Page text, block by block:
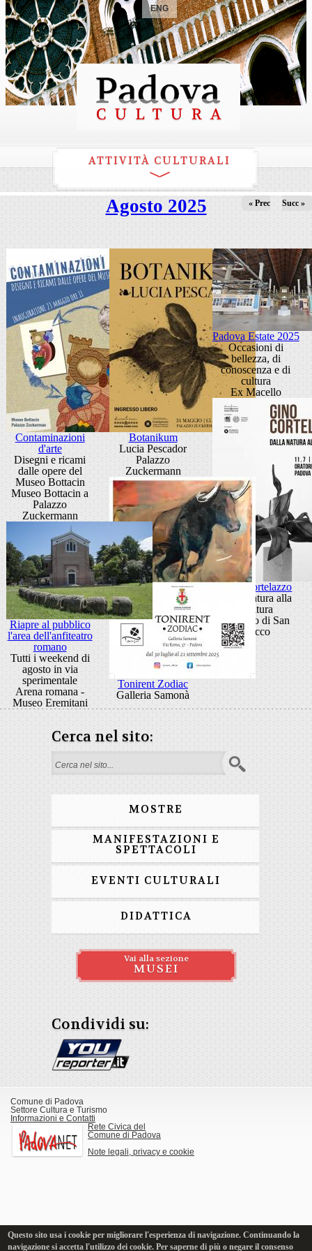
ENG
ATTIVITÀ CULTURALI
Agosto 2025 « Prec Succ »
Contaminazioni
d'arte
Disegni e ricami
dalle opere del
Museo Bottacin
Museo Bottacin a
Palazzo
Zuckermann
Botanikum
Lucia Pescador
Palazzo
Zuckermann
Padova Estate 2025
Occasioni di
bellezza, di
conoscenza e di
cultura
Ex Macello
Gino Cortelazzo
Dalla natura alla
scultura
Oratorio di San
Rocco
Tonirent Zodiac
Galleria Samonà
Riapre al pubblico
l'area dell'anfiteatro
romano
Tutti i weekend di
agosto in via
sperimentale
Arena romana -
Museo Eremitani
Cerca nel sito:
Form di ricerca
MOSTRE
MANIFESTAZIONI E
SPETTACOLI
EVENTI CULTURALI
DIDATTICA
Vai alla sezione
MUSEI
Condividi su:
Comune di Padova
Settore Cultura e Turismo
Informazioni e Contatti
Rete Civica del
Comune di Padova
Note legali, privacy e cookie
Questo sito usa i cookie per migliorare l'esperienza di navigazione. Continuando la
navigazione si accetta l'utilizzo dei cookie. Per saperne di più o negare il consenso